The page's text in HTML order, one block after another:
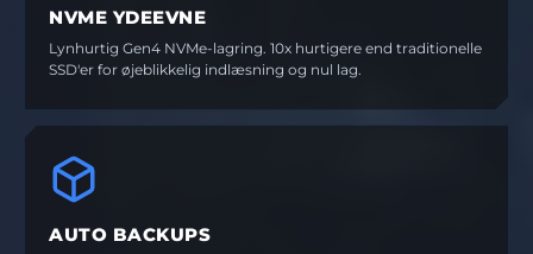
NVME YDEEVNE
Lynhurtig Gen4 NVMe-lagring. 10x hurtigere end traditionelle
SSD'er for øjeblikkelig indlæsning og nul lag.
AUTO BACKUPS